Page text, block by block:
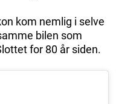
kom nemlig i selve
bilen som
for 80 år siden.